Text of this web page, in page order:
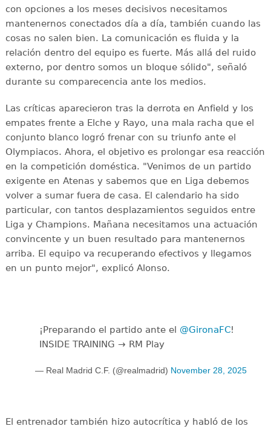
con opciones a los meses decisivos necesitamos
mantenernos conectados día a día, también cuando las
cosas no salen bien. La comunicación es fluida y la
relación dentro del equipo es fuerte. Más allá del ruido
externo, por dentro somos un bloque sólido", señaló
durante su comparecencia ante los medios.
Las críticas aparecieron tras la derrota en Anfield y los
empates frente a Elche y Rayo, una mala racha que el
conjunto blanco logró frenar con su triunfo ante el
Olympiacos. Ahora, el objetivo es prolongar esa reacción
en la competición doméstica. "Venimos de un partido
exigente en Atenas y sabemos que en Liga debemos
volver a sumar fuera de casa. El calendario ha sido
particular, con tantos desplazamientos seguidos entre
Liga y Champions. Mañana necesitamos una actuación
convincente y un buen resultado para mantenernos
arriba. El equipo va recuperando efectivos y llegamos
en un punto mejor", explicó Alonso.
¡Preparando el partido ante el @GironaFC!
INSIDE TRAINING → RM Play
— Real Madrid C.F. (@realmadrid) November 28, 2025
El entrenador también hizo autocrítica y habló de los